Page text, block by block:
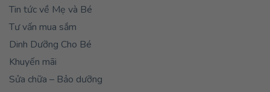
Tin tức về Mẹ và Bé
Tư vấn mua sắm
Dinh Dưỡng Cho Bé
Khuyến mãi
Sửa chữa – Bảo dưỡng